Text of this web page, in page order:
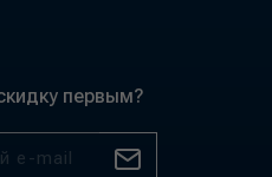
первым?